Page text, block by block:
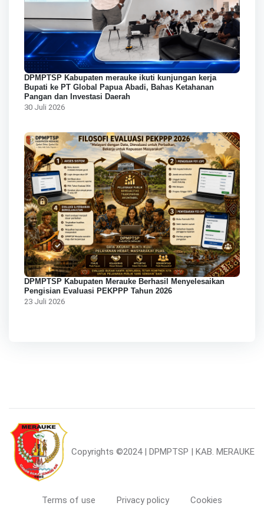
DPMPTSP Kabupaten merauke ikuti kunjungan kerja
Bupati ke PT Global Papua Abadi, Bahas Ketahanan
Pangan dan Investasi Daerah
30 Juli 2026
DPMPTSP Kabupaten Merauke Berhasil Menyelesaikan
Pengisian Evaluasi PEKPPP Tahun 2026
23 Juli 2026
Copyrights ©2024 | DPMPTSP | KAB. MERAUKE
Terms of use Privacy policy Cookies